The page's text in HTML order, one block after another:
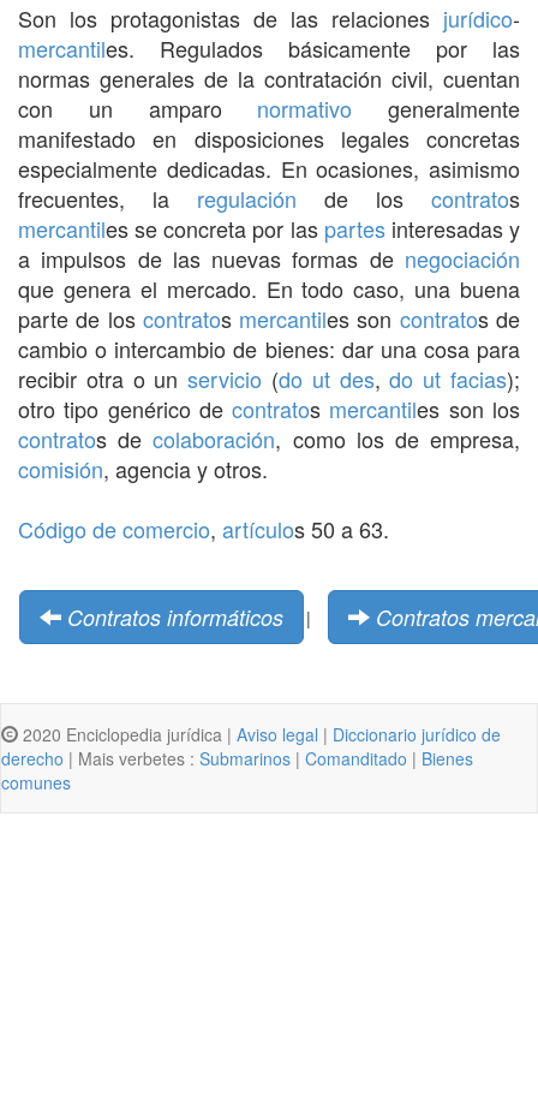
Son los protagonistas de las relaciones jurídico-
mercantiles. Regulados básicamente por las
normas generales de la contratación civil, cuentan
con un amparo normativo generalmente
manifestado en disposiciones legales concretas
especialmente dedicadas. En ocasiones, asimismo
frecuentes, la regulación de los contratos
mercantiles se concreta por las partesinteresadas y
a impulsos de las nuevas formas de negociación
que genera el mercado. En todo caso, una buena
parte de los contratos mercantiles son contratos de
cambio o intercambio de bienes: dar una cosa para
recibir otra o unservicio (do ut des,do ut facias);
otro tipo genérico decontratos mercantiles son los
contratos decolaboración, como los de empresa,
comisión, agencia y otros.
Código de comercio, artículos 50 a 63.
Contratos informáticos | Contratos
2020 Enciclopedia jurídica | Aviso legal | Diccionario jurídico de
derecho | Mais verbetes : Submarinos | Comanditado | Bienes
comunes